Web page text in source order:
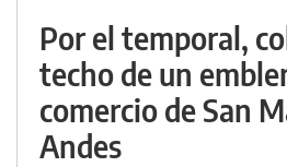
Por el temporal,
techo de un
comercio de San
Andes